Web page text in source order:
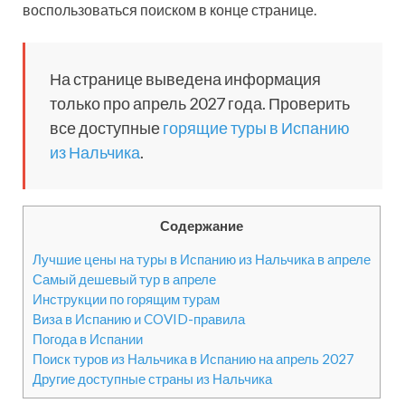
воспользоваться поиском в конце странице.
На странице выведена информация
только про апрель 2027 года. Проверить
все доступныегорящие туры в Испанию
из Нальчика.
Содержание
Лучшие цены на туры в Испанию из Нальчика в апреле
Самый дешевый тур в апреле
Инструкции по горящим турам
Виза в Испанию и COVID-правила
Погода в Испании
Поиск туров из Нальчика в Испанию на апрель 2027
Другие доступные страны из Нальчика